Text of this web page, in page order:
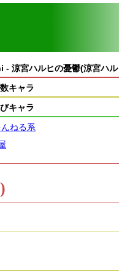
- 涼宮ハルヒの憂鬱(涼宮ハ
キャラ
キャラ
んねる系